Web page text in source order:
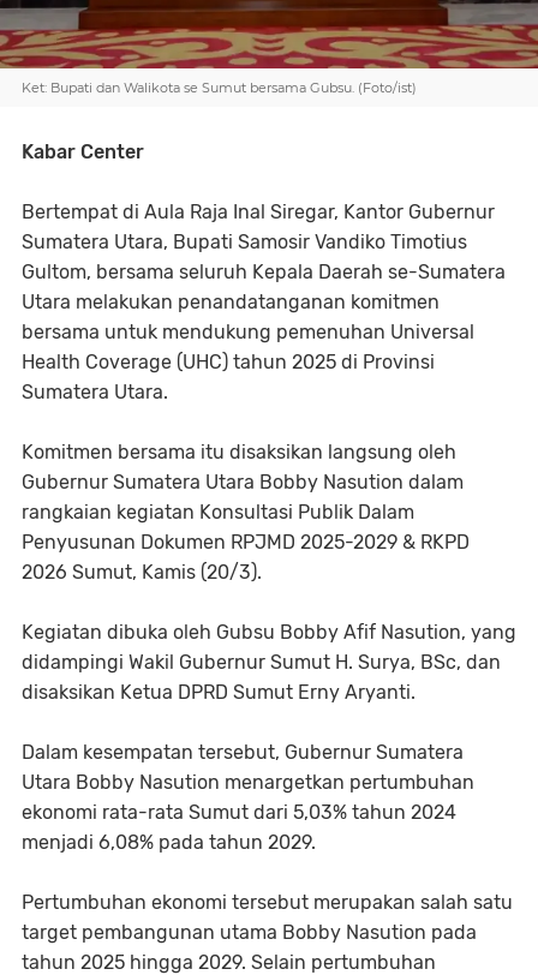
Ket: Bupati dan Walikota se Sumut bersama Gubsu. (Foto/ist)
Kabar Center
Bertempat di Aula Raja Inal Siregar, Kantor Gubernur
Sumatera Utara, Bupati Samosir Vandiko Timotius
Gultom, bersama seluruh Kepala Daerah se-Sumatera
Utara melakukan penandatanganan komitmen
bersama untuk mendukung pemenuhan Universal
Health Coverage (UHC) tahun 2025 di Provinsi
Sumatera Utara.
Komitmen bersama itu disaksikan langsung oleh
Gubernur Sumatera Utara Bobby Nasution dalam
rangkaian kegiatan Konsultasi Publik Dalam
Penyusunan Dokumen RPJMD 2025-2029 & RKPD
2026 Sumut, Kamis (20/3).
Kegiatan dibuka oleh Gubsu Bobby Afif Nasution, yang
didampingi Wakil Gubernur Sumut H. Surya, BSc, dan
disaksikan Ketua DPRD Sumut Erny Aryanti.
Dalam kesempatan tersebut, Gubernur Sumatera
Utara Bobby Nasution menargetkan pertumbuhan
ekonomi rata-rata Sumut dari 5,03% tahun 2024
menjadi 6,08% pada tahun 2029.
Pertumbuhan ekonomi tersebut merupakan salah satu
target pembangunan utama Bobby Nasution pada
tahun 2025 hingga 2029. Selain pertumbuhan